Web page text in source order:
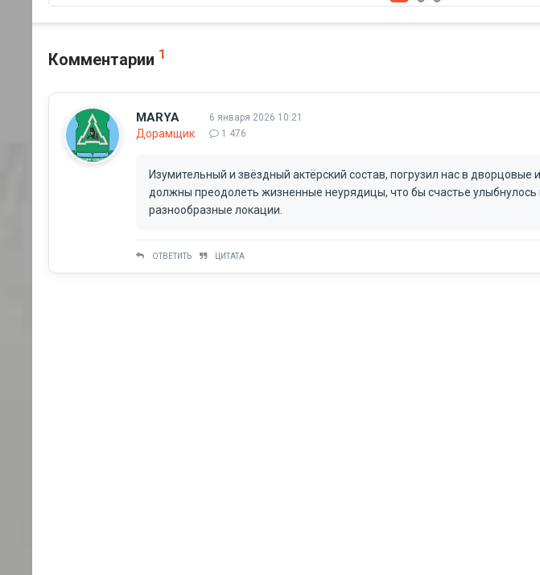
Комментарии 1
MARYA
Дорамщик
6 января 2026 10:21
1 476
Изумительный и звёздный актёрский состав, погрузил нас в
должны преодолеть жизненные неурядицы, что бы счастье
разнообразные локации.
ОТВЕТИТЬ ЦИТАТА